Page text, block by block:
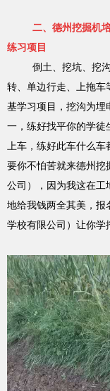
二、德州挖掘机
练习项目
倒土、挖坑、挖
转、单边行走、上拖车
基学习项目，挖沟为埋
一，练好找平你的学徒
上车，练好此车什么
要你不怕苦就来德州挖
公司），因为我这在工
地给我钱两全其美，报
学校有限公司 ） 让你学